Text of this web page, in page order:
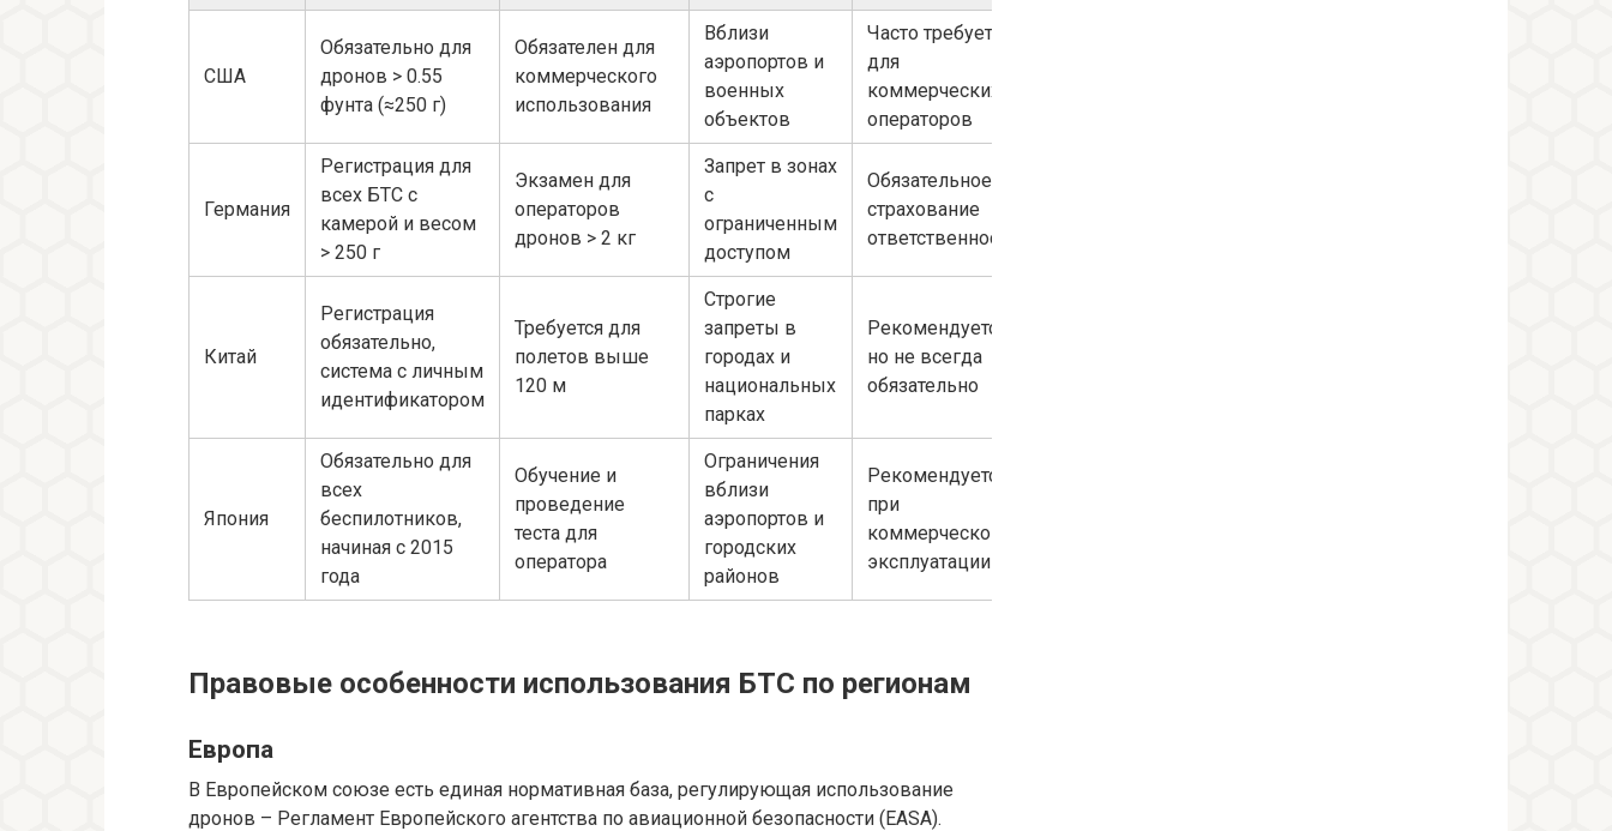
США
Обязательно для
дронов > 0.55
фунта (≈250 г)
Обязателен для
коммерческого
использования
Вблизи
аэропортов и
военных
объектов
Часто требуется
для
коммерческих
операторов
Германия
Регистрация для
всех БТС с
камерой и весом
> 250 г
Экзамен для
операторов
дронов > 2 кг
Запрет в зонах
с
ограниченным
доступом
Обязательное
страхование
ответственности
Китай
Регистрация
обязательно,
система с личным
идентификатором
Требуется для
полетов выше
120 м
Строгие
запреты в
городах и
национальных
парках
Рекомендуется,
но не всегда
обязательно
Япония
Обязательно для
всех
беспилотников,
начиная с 2015
года
Обучение и
проведение
теста для
оператора
Ограничения
вблизи
аэропортов и
городских
районов
Рекомендуется
при
коммерческой
эксплуатации
Правовые особенности использования БТС по регионам
Европа
В Европейском союзе есть единая нормативная база, регулирующая использование
дронов – Регламент Европейского агентства по авиационной безопасности (EASA).